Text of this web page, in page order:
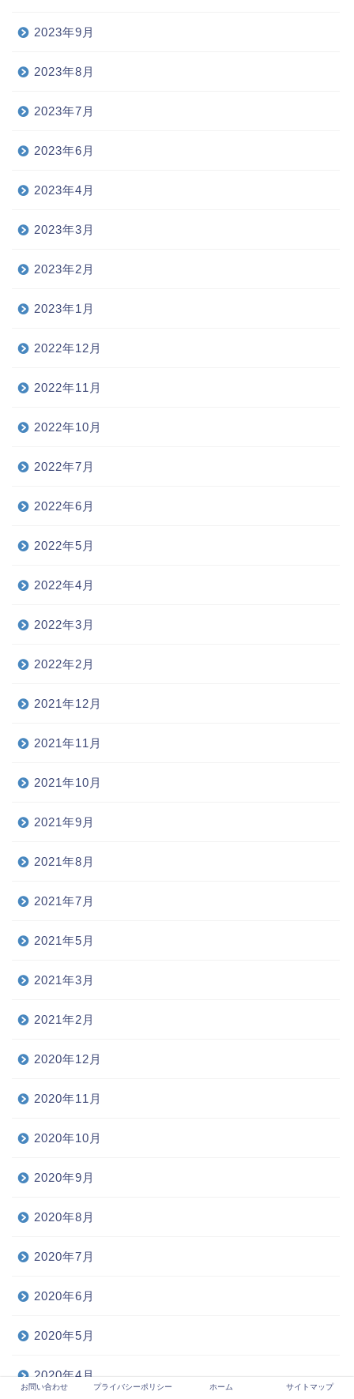
2023年9月
2023年8月
2023年7月
2023年6月
2023年4月
2023年3月
2023年2月
2023年1月
2022年12月
2022年11月
2022年10月
2022年7月
2022年6月
2022年5月
2022年4月
2022年3月
2022年2月
2021年12月
2021年11月
2021年10月
2021年9月
2021年8月
2021年7月
2021年5月
2021年3月
2021年2月
2020年12月
2020年11月
2020年10月
2020年9月
2020年8月
2020年7月
2020年6月
2020年5月
2020年4月
お問い合わせ プライバシーポリシー ホーム サイトマップ